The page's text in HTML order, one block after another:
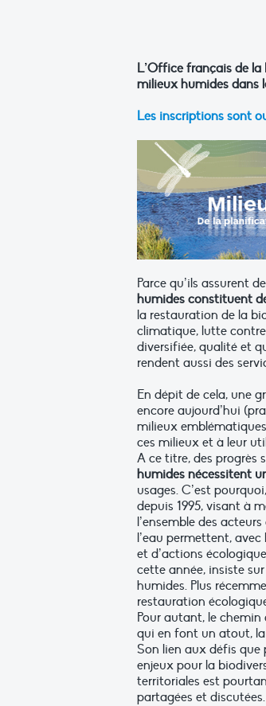
L’Office français de la
milieux humides dans
Les inscriptions sont
Parce qu’ils assurent
humides constituent
la restauration de la
climatique, lutte
diversifiée, qualité et
rendent aussi des
En dépit de cela, une
encore aujourd’hui
milieux
ces milieux et à leur
A ce titre, des
humides nécessitent
usages. C’est
depuis 1995, visant à
l’ensemble des
l’eau permettent,
et d’actions
cette année, insiste
humides. Plus
restauration
Pour autant, le
qui en font un atout,
Son lien aux défis que
enjeux pour la
territoriales est
partagées et discutées.